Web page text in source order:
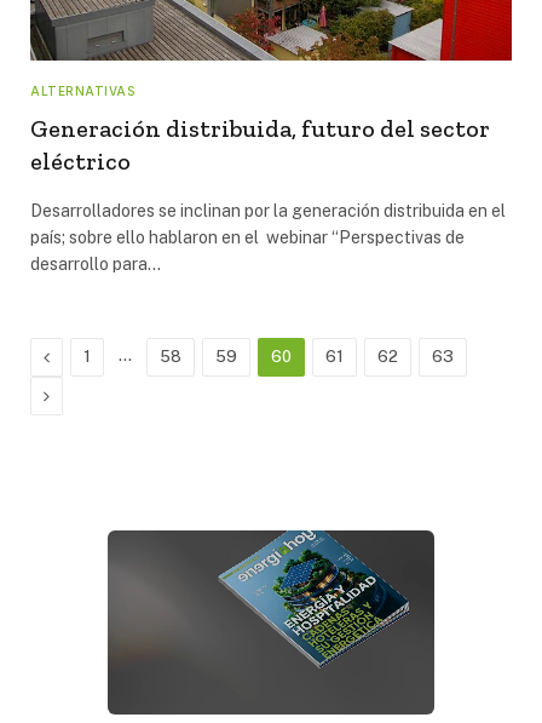
ALTERNATIVAS
Generación distribuida, futuro del sector
eléctrico
Desarrolladores se inclinan por la generación distribuida en el
país; sobre ello hablaron en el webinar “Perspectivas de
desarrollo para…
Previous
1 … 58 59 60 61 62 63
Next